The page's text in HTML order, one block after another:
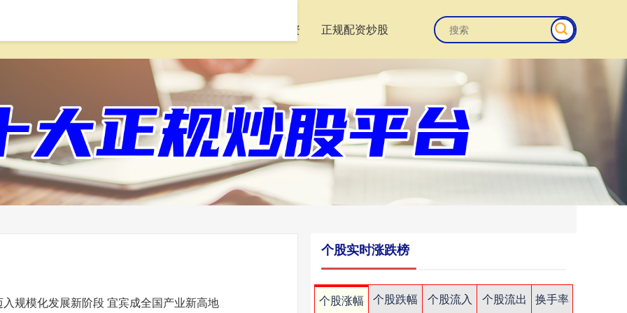
168股票配资 正规配资炒股
规模化发展新阶段 宜宾成全国产业新高地
个股实时涨跌榜
个股涨幅 个股跌幅 个股流入 个股流出 换手率